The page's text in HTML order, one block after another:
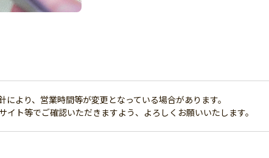
より、営業時間等が変更となっている場合があります。
イト等でご確認いただきますよう、よろしくお願いいたします。